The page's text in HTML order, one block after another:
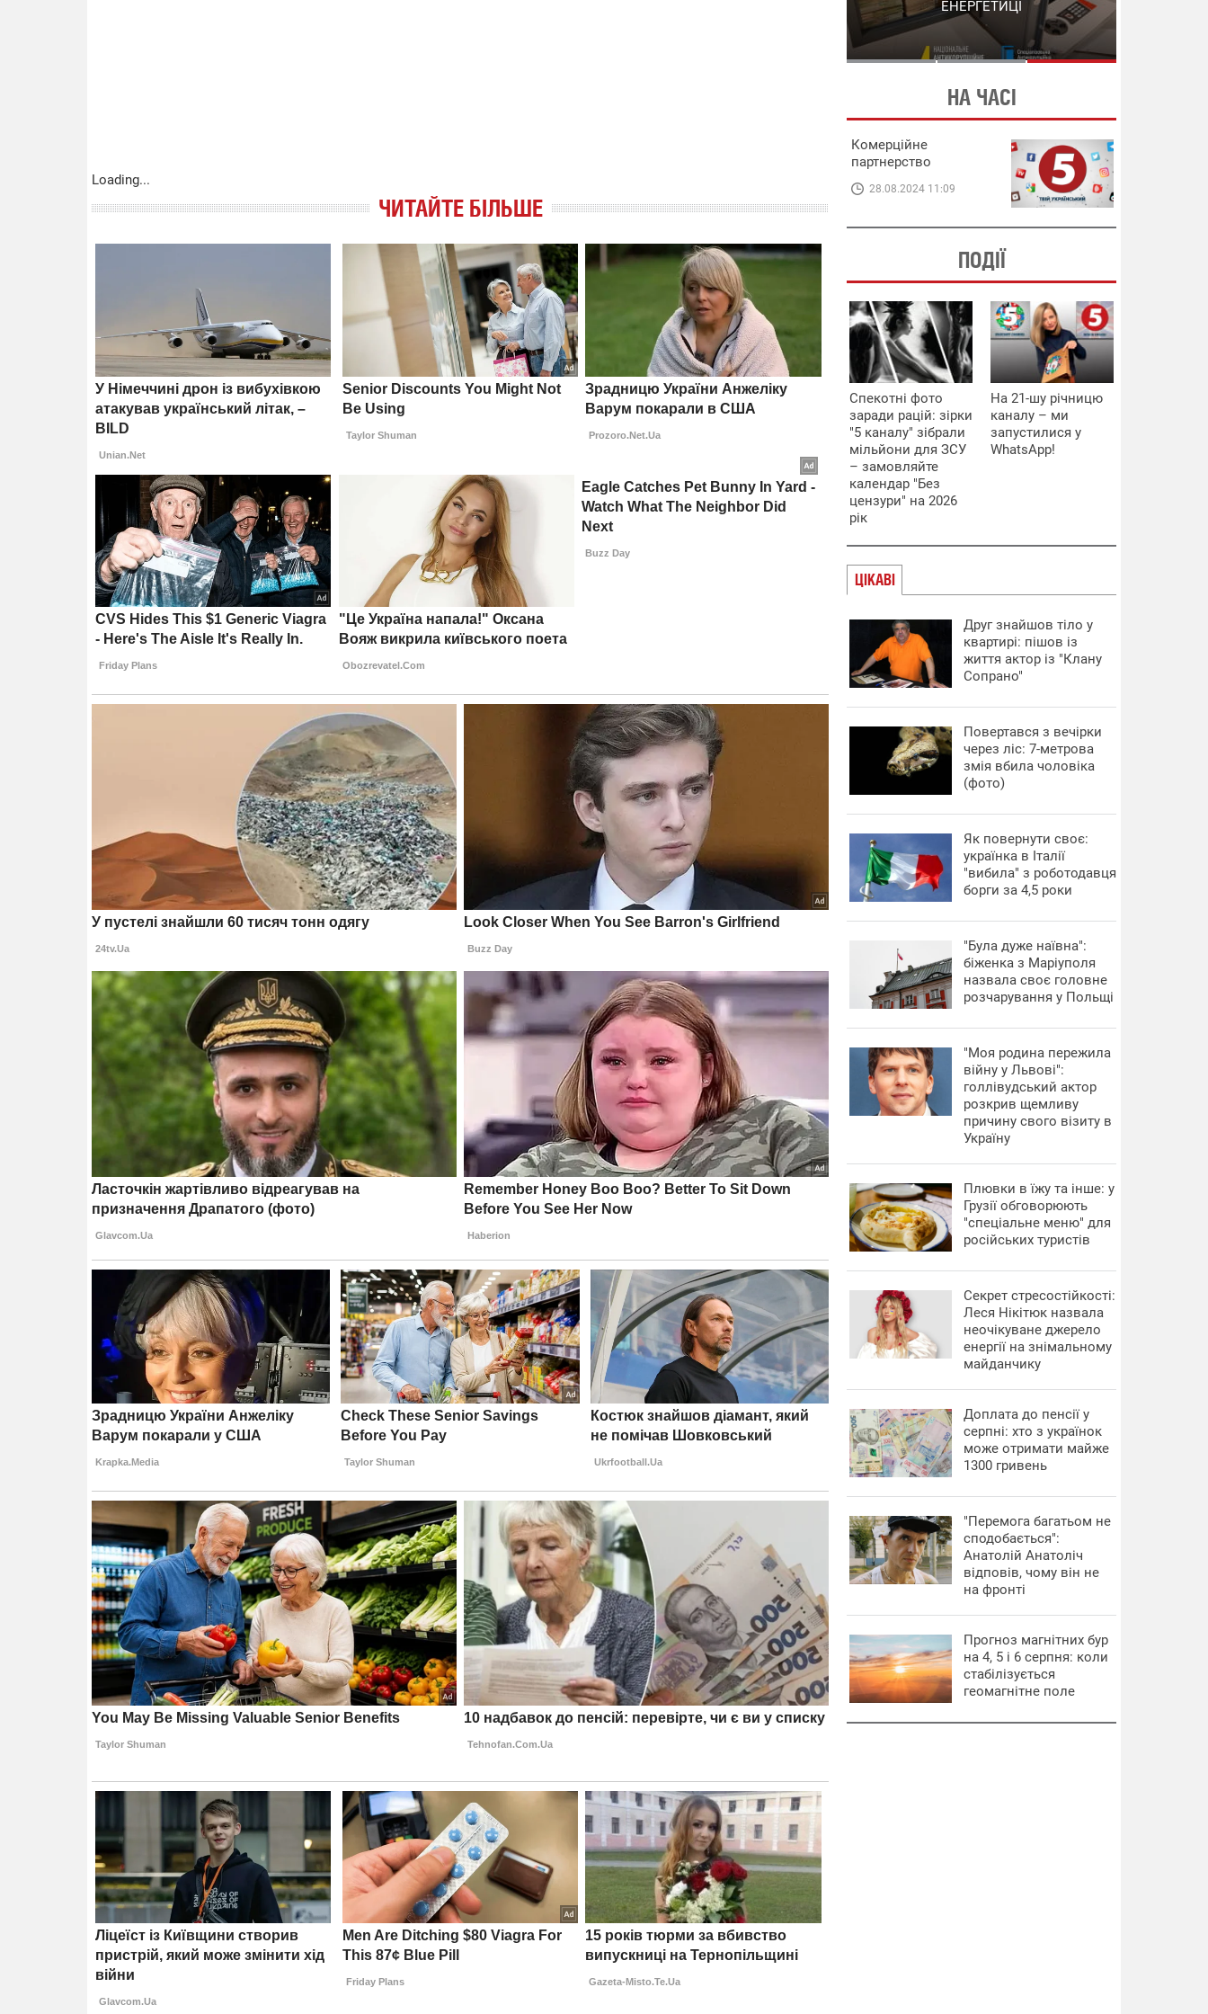
Loading...
ЧИТАЙТЕ БІЛЬШЕ
СХЕМИ В ЕНЕРГЕТИЦІ
ЕНЕРГЕТИЦІ
НА ЧАСІ
Комерційне
партнерство
28.08.2024 11:09
ПОДІЇ
Спекотні фото
заради рацій: зірки
"5 каналу" зібрали
мільйони для ЗСУ
– замовляйте
календар "Без
цензури" на 2026
рік
На 21-шу річницю
каналу – ми
запустилися у
WhatsApp!
ЦІКАВІ
Друг знайшов тіло у
квартирі: пішов із
життя актор із "Клану
Сопрано"
Повертався з вечірки
через ліс: 7-метрова
змія вбила чоловіка
(фото)
​Як повернути своє:
українка в Італії
"вибила" з роботодавця
борги за 4,5 роки
"Була дуже наївна":
біженка з Маріуполя
назвала своє головне
розчарування у Польщі
"Моя родина пережила
війну у Львові":
голлівудський актор
розкрив щемливу
причину свого візиту в
Україну
Плювки в їжу та інше: у
Грузії обговорюють
"спеціальне меню" для
російських туристів
Секрет стресостійкості:
Леся Нікітюк назвала
неочікуване джерело
енергії на знімальному
майданчику
Доплата до пенсії у
серпні: хто з українок
може отримати майже
1300 гривень
"Перемога багатьом не
сподобається":
Анатолій Анатоліч
відповів, чому він не
на фронті
Прогноз магнітних бур
на 4, 5 і 6 серпня: коли
стабілізується
геомагнітне поле